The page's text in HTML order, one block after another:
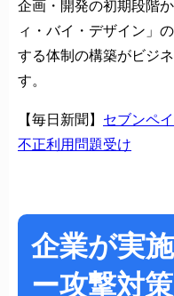
企画・開発の初期段階
ィ・バイ・デザイン」
する体制の構築がビジ
す。
【毎日新聞】 セブンペ
不正利用問題受け
企業が実
ー攻撃対